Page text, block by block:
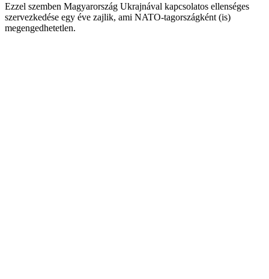
Ezzel szemben Magyarország Ukrajnával kapcsolatos ellenséges
szervezkedése egy éve zajlik, ami NATO-tagországként (is)
megengedhetetlen.